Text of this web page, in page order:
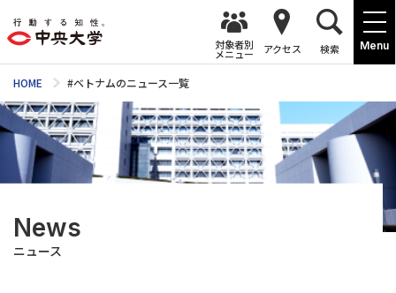
Menu
対象者別
メニュー アクセス 検索
HOME #ベトナムのニュース一覧
News
ニュース